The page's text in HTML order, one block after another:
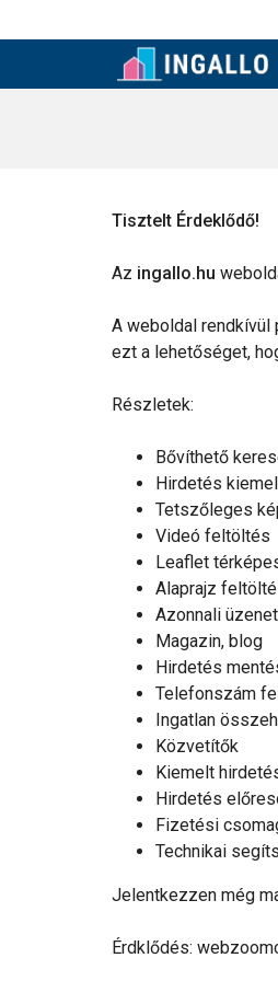
Tisztelt Érdeklődő!
Az ingallo.hu
A weboldal
ezt a lehetőséget,
Részletek:
Bővíthető
Hirdetés
Tetszőleges
Videó feltöltés
Leaflet
Alaprajz
Azonnali
Magazin, blog
Hirdetés
Telefonszám
Ingatlan
Közvetítők
Kiemelt
Hirdetés
Fizetési
Technikai
Jelentkezzen még
Érdklődés: